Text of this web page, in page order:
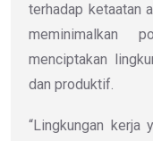
terhadap ketaatan
meminimalkan
menciptakan
dan produktif.
“Lingkungan kerja